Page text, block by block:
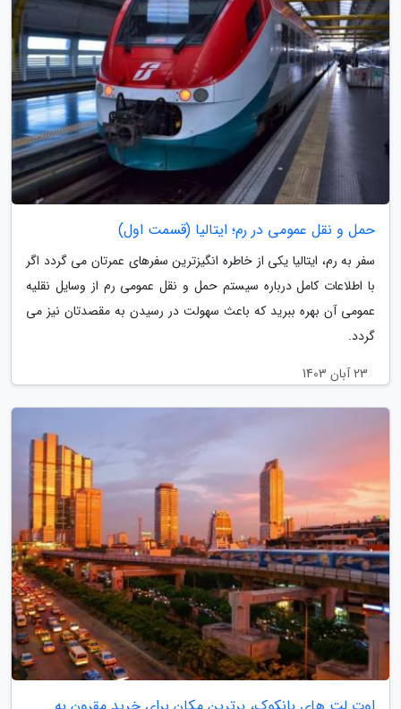
حمل و نقل عمومی در رم؛ ایتالیا (قسمت اول)
سفر به رم، ایتالیا یکی از خاطره انگیزترین سفرهای عمرتان می گردد اگر
با اطلاعات کامل درباره سیستم حمل و نقل عمومی رم از وسایل نقلیه
عمومی آن بهره ببرید که باعث سهولت در رسیدن به مقصدتان نیز می
گردد.
23 آبان 1403